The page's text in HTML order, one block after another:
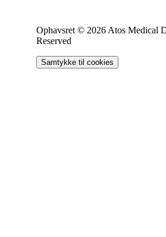
Ophavsret © 2026 Atos Medical
Reserved
Samtykke til cookies